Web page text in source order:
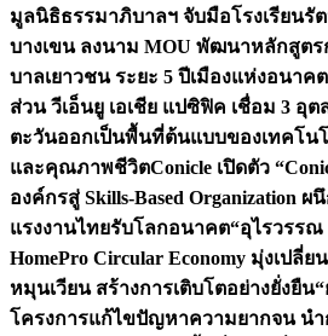
มูลนิธิธรรมาภิบาลฯ จับมือโรงเรียน
บางเขน ลงนาม MOU พัฒนาหลักสูต
บาลเยาวชน ระยะ 5 ปีเมืองแห่งอนาค
ส่วน วีเอ็นยู เอเชีย แปซิฟิค เชื่อม 3 อุ
ตะวันออกเป็นพื้นที่ต้นแบบของเทคโนโ
และคุณภาพชีวิตConicle เปิดตัว
องค์กรสู่ Skills-Based Organization
แรงงานไทยรับโลกอนาคต“อุไรวรรณ
HomePro Circular Economy มุ่งเปลี่
หมุนเวียน สร้างการเติบโตอย่างยั่งยืน
โครงการแก้ไขปัญหาความยากจน นำ